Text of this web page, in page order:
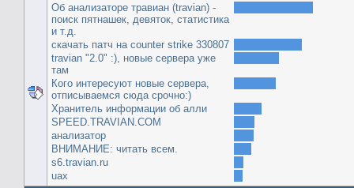
Об анализаторе травиан (travian) -
поиск пятнашек, девяток, статистика
и т.д.
скачать патч на сounter strike 330807
travian "2.0" :), новые сервера уже
там
Кого интересуют новые сервера,
отписываемся сюда срочно:)
Хранитель информации об алли
SPEED.TRAVIAN.COM
анализатор
ВНИМАНИЕ: читать всем.
s6.travian.ru
uax